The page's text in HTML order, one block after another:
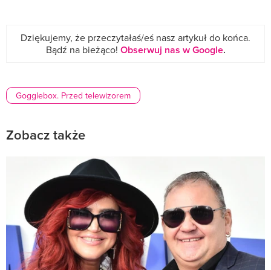
Dziękujemy, że przeczytałaś/eś nasz artykuł do końca.
Bądź na bieżąco! Obserwuj nas w Google.
Gogglebox. Przed telewizorem
Zobacz także